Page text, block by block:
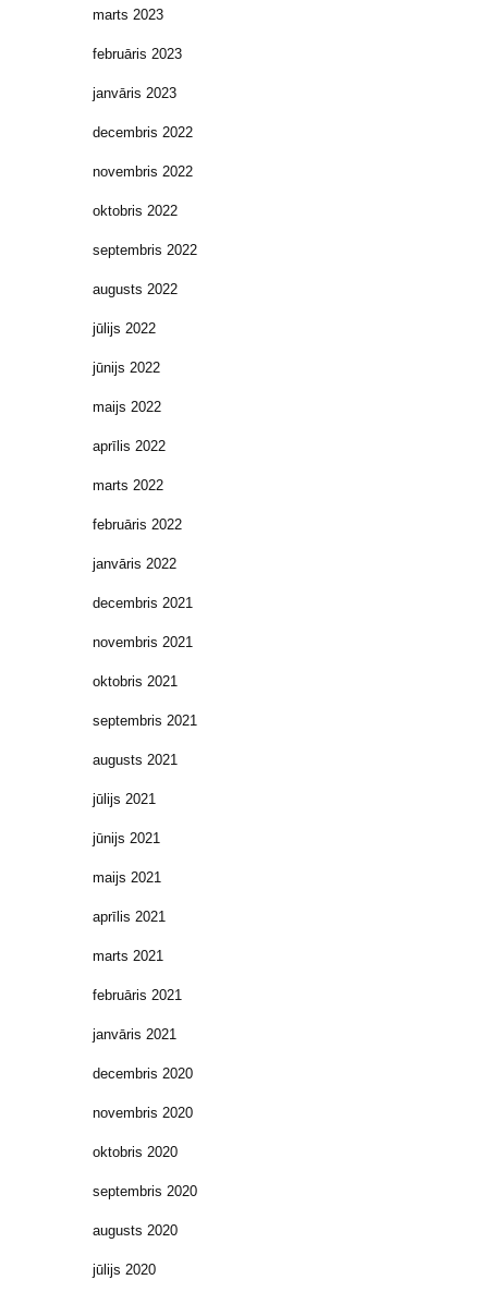
marts 2023
februāris 2023
janvāris 2023
decembris 2022
novembris 2022
oktobris 2022
septembris 2022
augusts 2022
jūlijs 2022
jūnijs 2022
maijs 2022
aprīlis 2022
marts 2022
februāris 2022
janvāris 2022
decembris 2021
novembris 2021
oktobris 2021
septembris 2021
augusts 2021
jūlijs 2021
jūnijs 2021
maijs 2021
aprīlis 2021
marts 2021
februāris 2021
janvāris 2021
decembris 2020
novembris 2020
oktobris 2020
septembris 2020
augusts 2020
jūlijs 2020